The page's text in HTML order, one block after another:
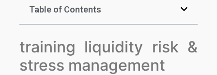
Table of Contents
training liquidity risk &
stress management